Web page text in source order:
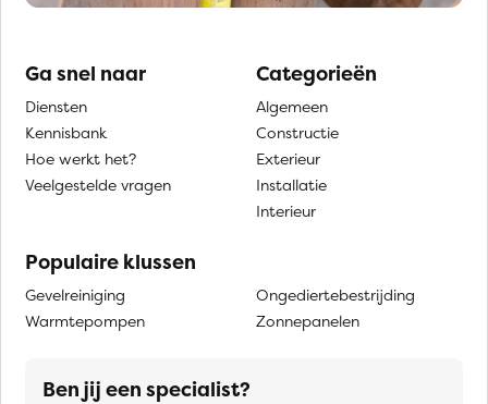
Ga snel naar
Diensten
Kennisbank
Hoe werkt het?
Veelgestelde vragen
Categorieën
Algemeen
Constructie
Exterieur
Installatie
Interieur
Populaire klussen
Gevelreiniging
Warmtepompen
Ongediertebestrijding
Zonnepanelen
Ben jij een specialist?